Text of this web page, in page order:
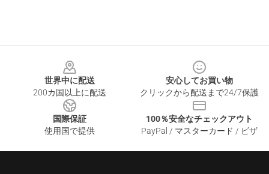
世界中に配送
200カ国以上に配送
安心してお買い物
クリックから配送まで24/7保護
国際保証
使用国で提供
100％安全なチェックアウト
PayPal / マスターカード / ビザ